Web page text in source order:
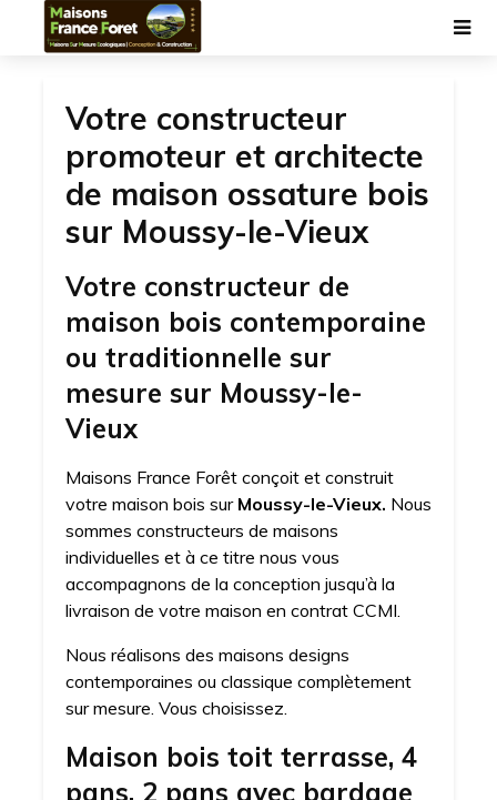
Votre constructeur
promoteur et architecte
de maison ossature bois
sur Moussy-le-Vieux
Votre constructeur de
maison bois contemporaine
ou traditionnelle sur
mesure sur Moussy-le-
Vieux
Maisons France Forêt conçoit et construit
votre maison bois sur Moussy-le-Vieux. Nous
sommes constructeurs de maisons
individuelles et à ce titre nous vous
accompagnons de la conception jusqu’à la
livraison de votre maison en contrat CCMI.
Nous réalisons des maisons designs
contemporaines ou classique complètement
sur mesure. Vous choisissez.
Maison bois toit terrasse, 4
pans, 2 pans avec bardage